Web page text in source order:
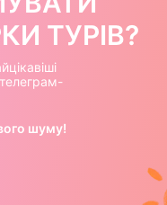
ТУРІВ?
шуму!